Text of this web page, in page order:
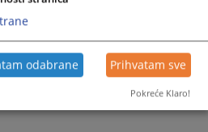
odabrane Prihvatam sve
Pokreće Klaro!